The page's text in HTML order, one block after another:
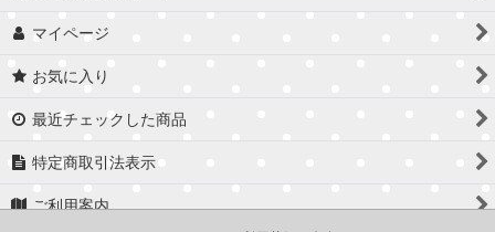
マイページ
お気に入り
最近チェックした商品
特定商取引法表示
ご利用案内